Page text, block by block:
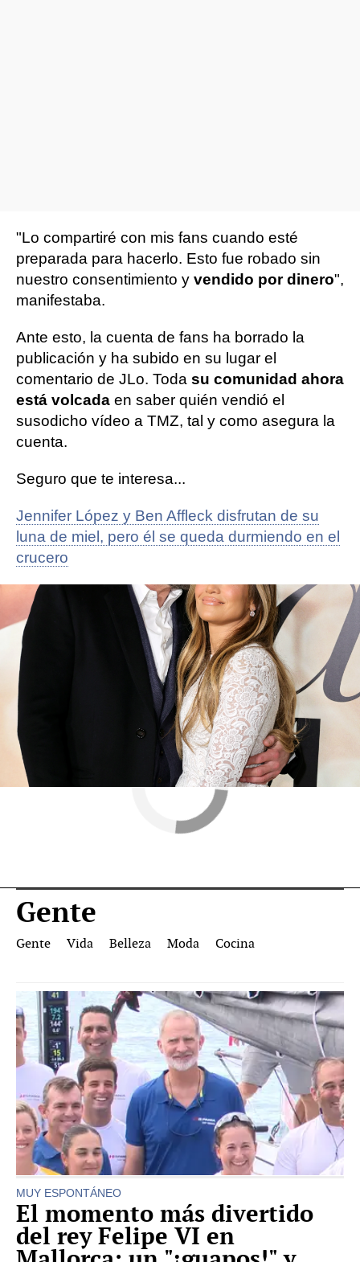
"Lo compartiré con mis fans cuando esté
preparada para hacerlo. Esto fue robado sin
nuestro consentimiento y vendido por dinero",
manifestaba.
Ante esto, la cuenta de fans ha borrado la
publicación y ha subido en su lugar el
comentario de JLo. Toda su comunidad ahora
está volcada en saber quién vendió el
susodicho vídeo a TMZ, tal y como asegura la
cuenta.
Seguro que te interesa...
Jennifer López y Ben Affleck disfrutan de su
luna de miel, pero él se queda durmiendo en el
crucero
Ben Affleck jennifer lopez
Novamas
Gente
Gente Vida Belleza Moda Cocina
MUY ESPONTÁNEO
El momento más divertido
del rey Felipe VI en